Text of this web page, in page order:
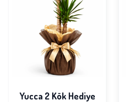
Yucca 2 Kök Hediye